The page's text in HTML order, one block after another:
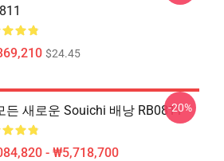
$24.45
든 새로운 Souichi 배낭 RB0811
- ₩5,718,700
-20%